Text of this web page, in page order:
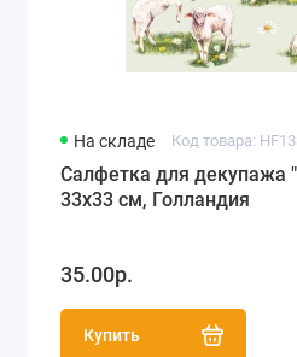
На складе Код товара:
Салфетка для декупажа
33х33 см, Голландия
35.00р.
Купить